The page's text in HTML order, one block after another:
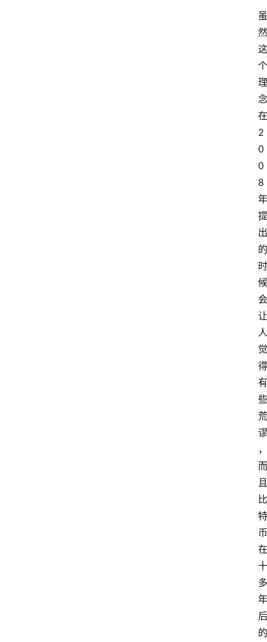
虽
然
这
个
理
念
在
2
0
0
8
年
提
出
的
时
候
会
让
人
觉
得
有
些
荒
谬
，
而
且
比
特
币
在
十
多
年
后
的